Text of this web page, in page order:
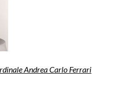
Andrea Carlo Ferrari